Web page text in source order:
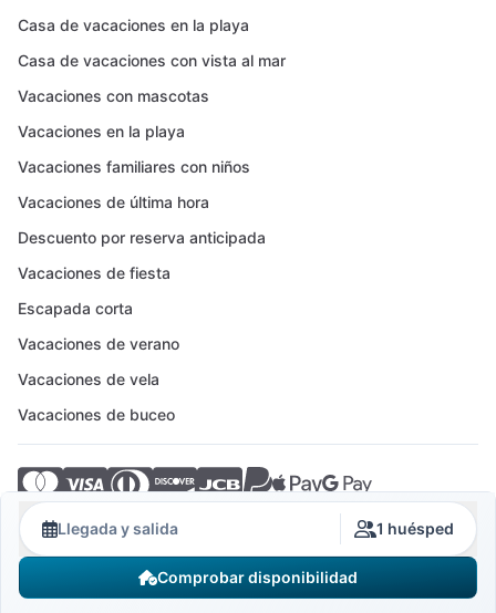
Llegada y salida 1 huésped
Comprobar disponibilidad
Casa de vacaciones en la playa
Casa de vacaciones con vista al mar
Vacaciones con mascotas
Vacaciones en la playa
Vacaciones familiares con niños
Vacaciones de última hora
Descuento por reserva anticipada
Vacaciones de fiesta
Escapada corta
Vacaciones de verano
Vacaciones de vela
Vacaciones de buceo
© 2026 Crovillas GmbH